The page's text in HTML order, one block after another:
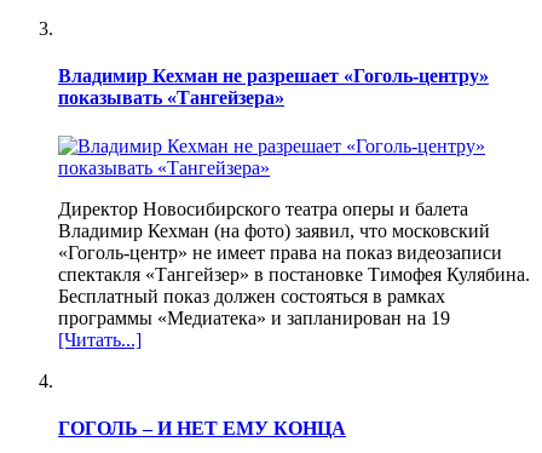
Владимир Кехман не разрешает «Гоголь-центру»
показывать «Тангейзера»
Директор Новосибирского театра оперы и балета
Владимир Кехман (на фото) заявил, что московский
«Гоголь-центр» не имеет права на показ видеозаписи
спектакля «Тангейзер» в постановке Тимофея Кулябина.
Бесплатный показ должен состояться в рамках
программы «Медиатека» и запланирован на 19
[Читать...]
ГОГОЛЬ – И НЕТ ЕМУ КОНЦА